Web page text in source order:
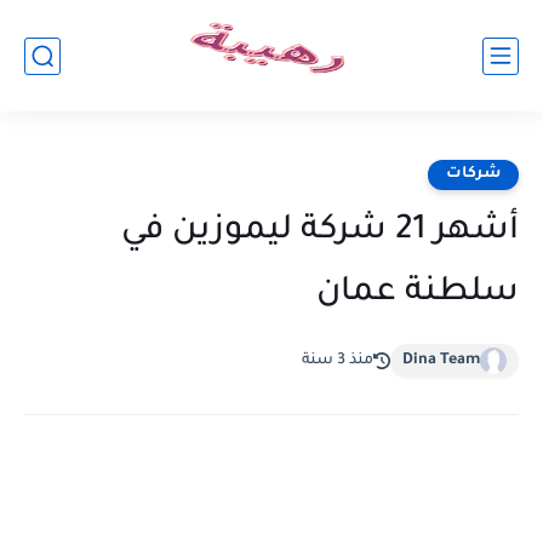
شركات
أشهر 21 شركة ليموزين في
سلطنة عمان
Dina Team منذ 3 سنة